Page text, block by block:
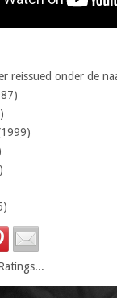
reissued onder de